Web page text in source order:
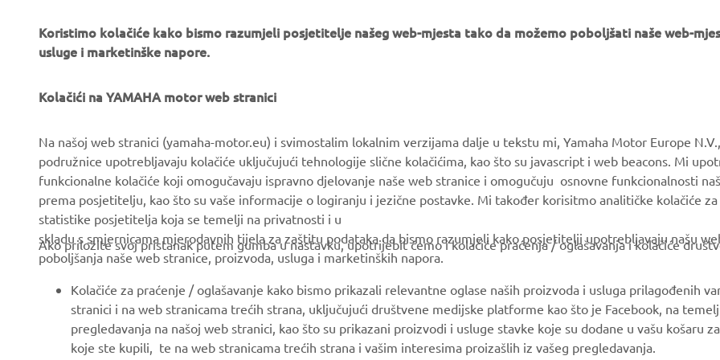
About us
Events
Press
Working at Yamaha
Become a Dealer
eBike systems
Authorities & Police
Golfcourses
First responders
Robotics
Partnerships
MyYamaha
Yamaha Motor Global
Parts Catalogue
Management of Waste
Koristimo kolačiće kako bismo razumjeli posjetitelje našeg web-mjesta tako da možemo poboljšati naše web-
usluge i marketinške napore.
Kolačići na YAMAHA motor web stranici
Na našoj web stranici (yamaha-motor.eu) i svimostalim lokalnim verzijama dalje u tekstu mi, Yamaha Motor Europe
podružnice upotrebljavaju kolačiće uključujući tehnologije slične kolačićima, kao što su javascript i web beacons. Mi
funkcionalne kolačiće koji omogučavaju ispravno djelovanje naše web stranice i omogučuju osnovne funkcionalnosti
prema posjetitelju, kao što su vaše informacije o logiranju i jezične postavke. Mi također korisitmo analitičke kolačiće
statistike posjetitelja koja se temelji na privatnosti i u
skladu s smjernicama mjerodavnih tijela za zaštitu podataka da bismo razumjeli kako posjetitelji upotrebljavaju našu
poboljšanja naše web stranice, proizvoda, usluga i marketinških napora.
Ako priložite svoj pristanak putem gumba u nastavku, upotrijebit ćemo i kolačiće praćenja / oglašavanja i kolačiće
Kolačiće za praćenje / oglašavanje kako bismo prikazali relevantne oglase naših proizvoda i usluga prilagođenih
stranici i na web stranicama trećih strana, uključujući društvene medijske platforme kao što je Facebook, na
pregledavanja na našoj web stranici, kao što su prikazani proizvodi i usluge stavke koje su dodane u vašu košaru
koje ste kupili, te na web stranicama trećih strana i vašim interesima proizašlih iz vašeg pregledavanja.